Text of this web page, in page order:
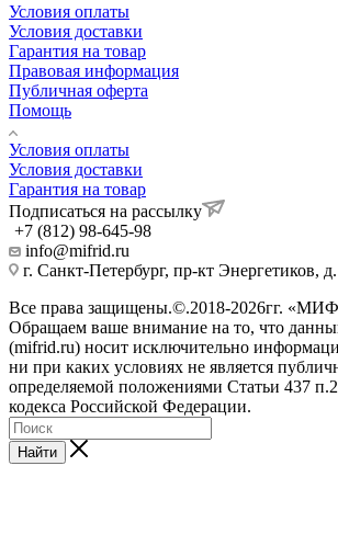
Условия оплаты
Условия доставки
Гарантия на товар
Правовая информация
Публичная оферта
Помощь
Условия оплаты
Условия доставки
Гарантия на товар
Подписаться на рассылку
+7 (812) 98-645-98
info@mifrid.ru
г. Санкт-Петербург, пр-кт Энергетиков,
Все права защищены.©.2018-2026гг.
Обращаем ваше внимание на то, что
(mifrid.ru) носит исключительно
ни при каких условиях не является
определяемой положениями Статьи 437
кодекса Российской Федерации.
Найти